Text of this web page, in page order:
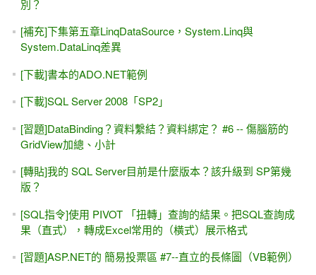
別？
[補充]下集第五章LinqDataSource，System.Linq與
System.DataLinq差異
[下載]書本的ADO.NET範例
[下載]SQL Server 2008「SP2」
[習題]DataBinding？資料繫結？資料綁定？ #6 -- 傷腦筋的
GridView加總、小計
[轉貼]我的 SQL Server目前是什麼版本？該升級到 SP第幾
版？
[SQL指令]使用 PIVOT 「扭轉」查詢的結果。把SQL查詢成
果（直式），轉成Excel常用的（橫式）展示格式
[習題]ASP.NET的 簡易投票區 #7--直立的長條圖（VB範例）